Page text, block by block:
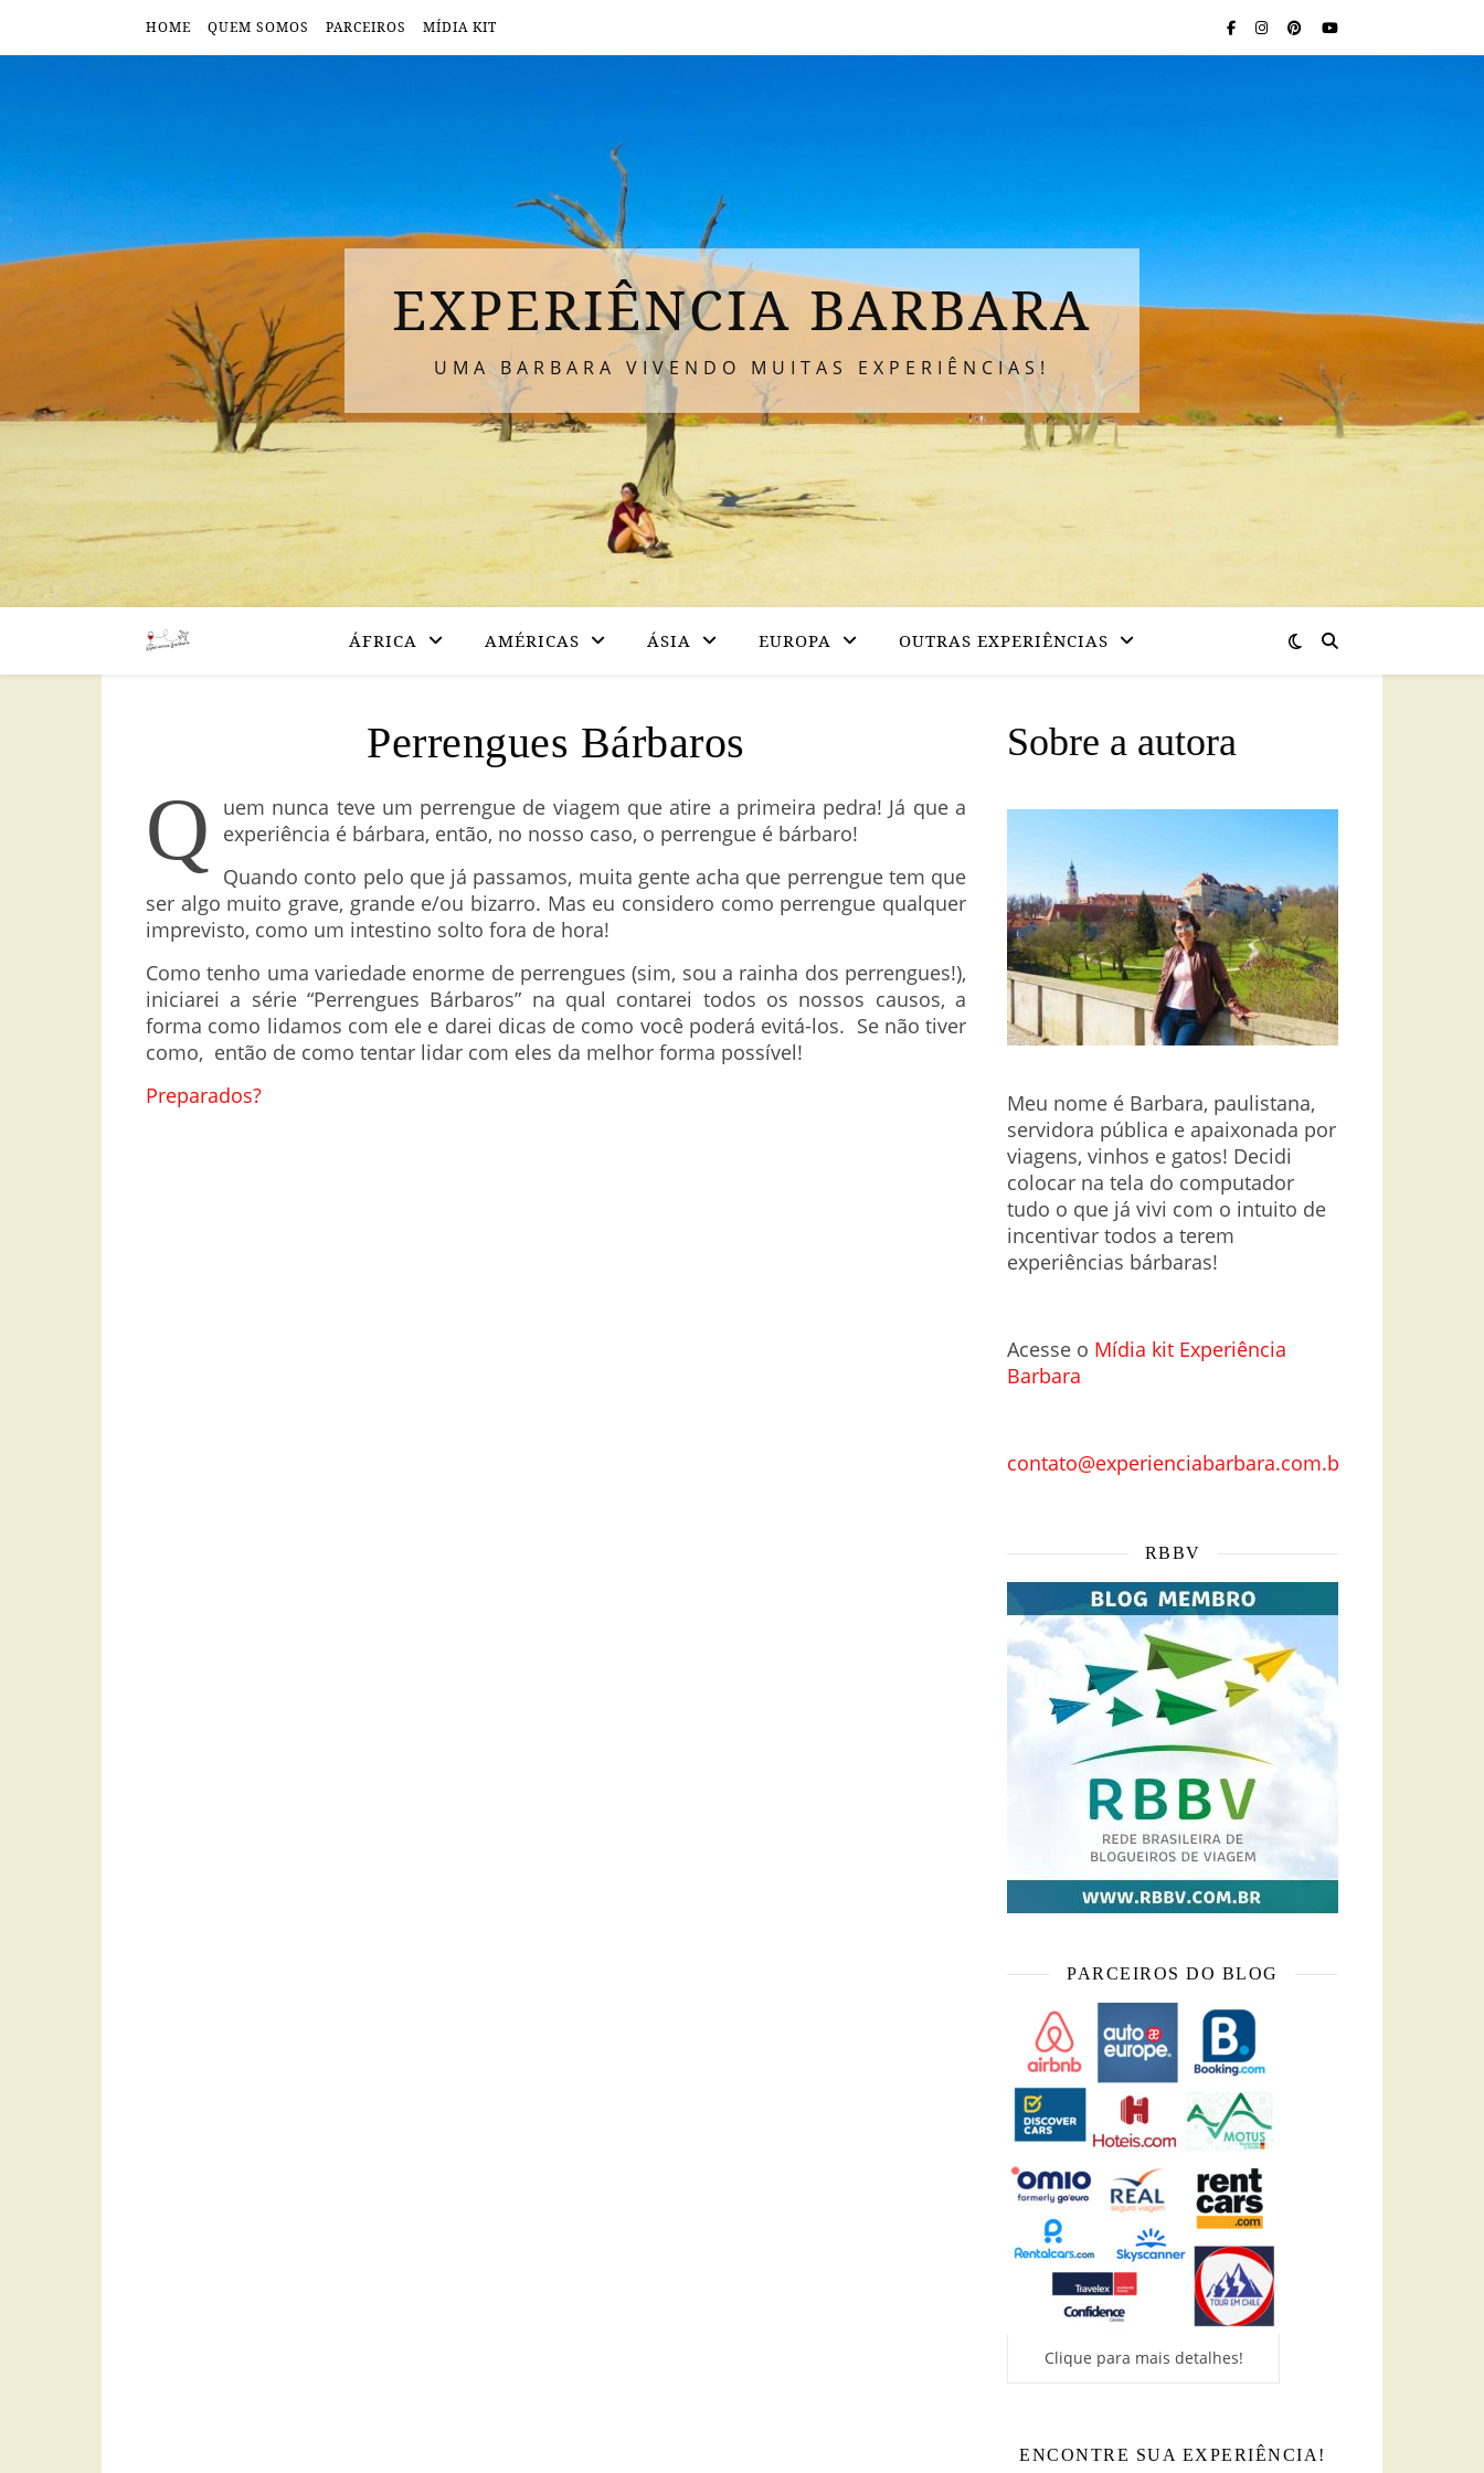
HOME QUEM SOMOS PARCEIROS MÍDIA KIT
EXPERIÊNCIA BARBARA
UMA BARBARA VIVENDO MUITAS EXPERIÊNCIAS!
ÁFRICA AMÉRICAS ÁSIA EUROPA OUTRAS EXPERIÊNCIAS
Perrengues Bárbaros
Q
uem nunca teve um perrengue de viagem que atire a primeira pedra! Já que a
experiência é bárbara, então, no nosso caso, o perrengue é bárbaro!
Quando conto pelo que já passamos, muita gente acha que perrengue tem que
ser algo muito grave, grande e/ou bizarro. Mas eu considero como perrengue qualquer
imprevisto, como um intestino solto fora de hora!
Como tenho uma variedade enorme de perrengues (sim, sou a rainha dos perrengues!),
iniciarei a série “Perrengues Bárbaros” na qual contarei todos os nossos causos, a
forma como lidamos com ele e darei dicas de como você poderá evitá-los. Se não tiver
como, então de como tentar lidar com eles da melhor forma possível!
Preparados?
Sobre a autora
Meu nome é Barbara, paulistana,
servidora pública e apaixonada por
viagens, vinhos e gatos! Decidi
colocar na tela do computador
tudo o que já vivi com o intuito de
incentivar todos a terem
experiências bárbaras!
Acesse o Mídia kit Experiência
Barbara
contato@experienciabarbara.com.br
RBBV
PARCEIROS DO BLOG
Clique para mais detalhes!
ENCONTRE SUA EXPERIÊNCIA!